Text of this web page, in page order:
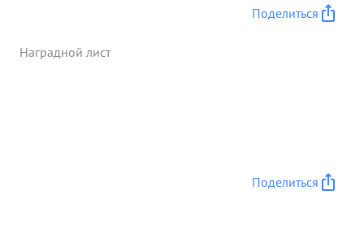
Поделиться
Наградной лист
Поделиться